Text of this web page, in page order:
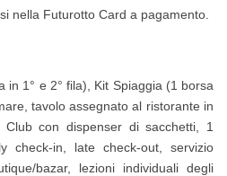
nella Futurotto Card a pagamento.
in 1° e 2° fila), Kit Spiaggia (1 borsa
tavolo assegnato al ristorante in
con dispenser di sacchetti, 1
check-in, late check-out, servizio
bazar, lezioni individuali degli